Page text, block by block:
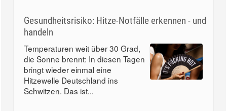
Gesundheitsrisiko: Hitze-Notfälle erkennen - und
handeln
Temperaturen weit über 30 Grad,
die Sonne brennt: In diesen Tagen
bringt wieder einmal eine
Hitzewelle Deutschland ins
Schwitzen. Das ist...